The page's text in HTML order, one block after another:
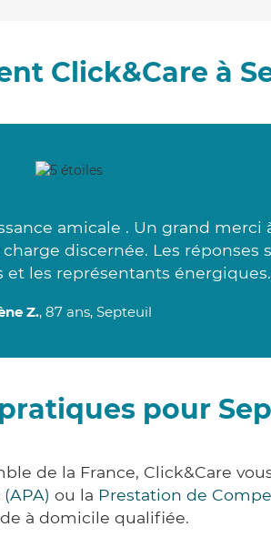
Click&Care à
amicale . Un grand
discernée. Les
et les représentants énergiques.
Z., 87 ans, Septeuil
pour
de la France, Click&Care
ou la Prestation de
à domicile qualifiée.